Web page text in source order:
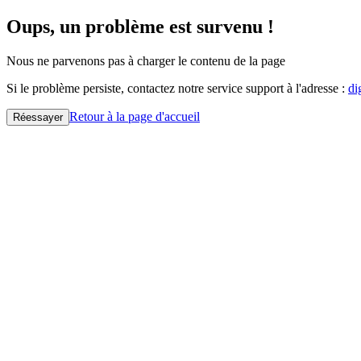
Oups, un problème est survenu !
Nous ne parvenons pas à charger le contenu de la page
Si le problème persiste, contactez notre service support à l'adresse :
Réessayer Retour à la page d'accueil